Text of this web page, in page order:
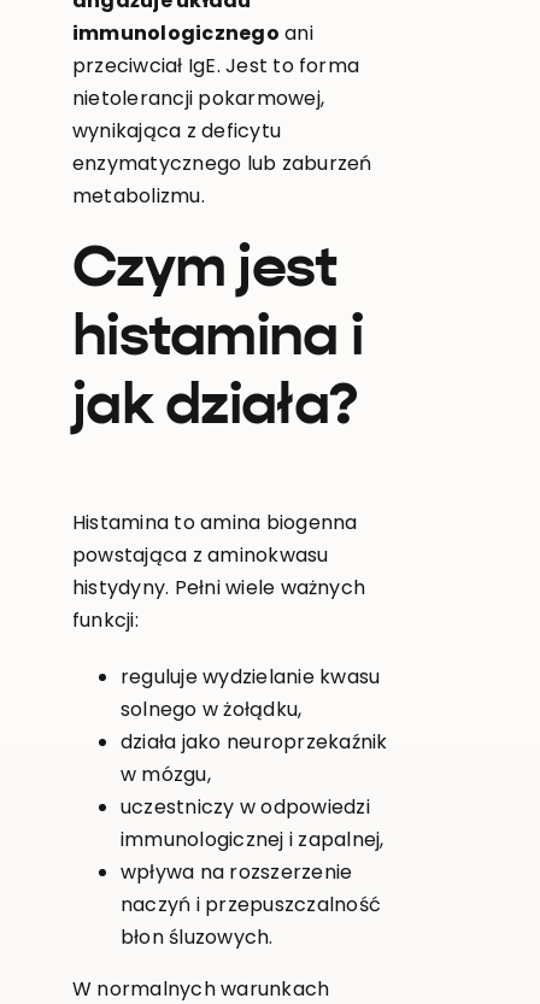
immunologicznego ani
przeciwciał IgE. Jest to forma
nietolerancji pokarmowej,
wynikająca z deficytu
enzymatycznego lub zaburzeń
metabolizmu.
Czym jest
histamina i
jak działa?
Histamina to amina biogenna
powstająca z aminokwasu
histydyny. Pełni wiele ważnych
funkcji:
reguluje wydzielanie kwasu
solnego w żołądku,
działa jako neuroprzekaźnik
w mózgu,
uczestniczy w odpowiedzi
immunologicznej i zapalnej,
wpływa na rozszerzenie
naczyń i przepuszczalność
błon śluzowych.
W normalnych warunkach